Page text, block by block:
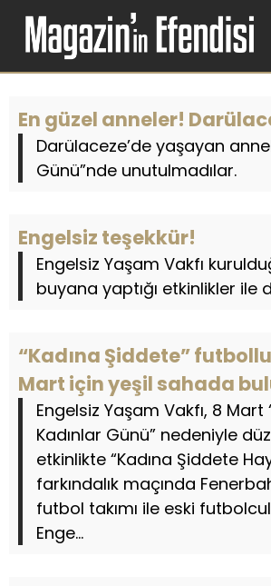
En güzel anneler!
Darülaceze’de yaşayan
Günü”nde unutulmadılar.
Engelsiz teşekkür!
Engelsiz Yaşam Vakfı
buyana yaptığı etkinlikler ile
“Kadına Şiddete”
Mart için yeşil sahada
Engelsiz Yaşam Vakfı, 8 Mart
Kadınlar Günü” nedeniyle
etkinlikte “Kadına Şiddete
farkındalık maçında
futbol takımı ile eski
Enge...